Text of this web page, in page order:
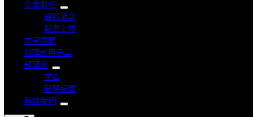
企業新訊
最新消息
新品上市
常見問題
料理應用分享
部落格
文章
展覽紀實
聯絡我們